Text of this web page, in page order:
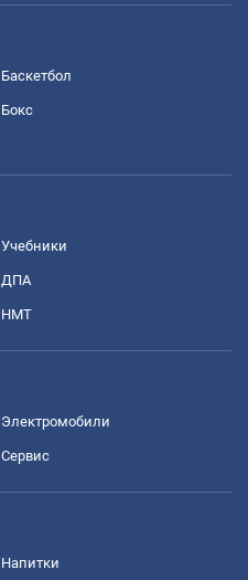
Баскетбол
Бокс
Учебники
ДПА
НМТ
Электромобили
Сервис
Напитки